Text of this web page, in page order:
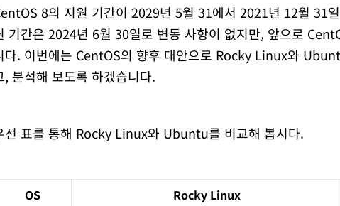
8의 지원 기간이 2029년 5월 31에서 2021년 12월 31
기간은 2024년 6월 30일로 변동 사항이 없지만, 앞으로
다. 이번에는 CentOS의 향후 대안으로 Rocky Linux와
, 분석해 보도록 하겠습니다.
선 표를 통해 Rocky Linux와 Ubuntu를 비교해 봅시다.
OS Rocky Linux